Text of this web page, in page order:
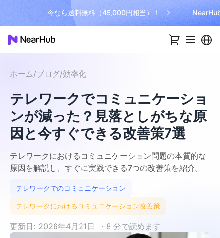
今なら送料無料（45,000円相当）！
ホーム/ブログ/効率化
テレワークでコミュニケーショ
ンが減った？見落としがちな原
因と今すぐできる改善策7選
テレワークにおけるコミュニケーション問題の本質的な
原因を解説し、すぐに実践できる7つの改善策を紹介。
テレワークでのコミュニケーション
テレワークにおけるコミュニケーション改善策
更新日: 2026年4月21日 · 8 分で読めます